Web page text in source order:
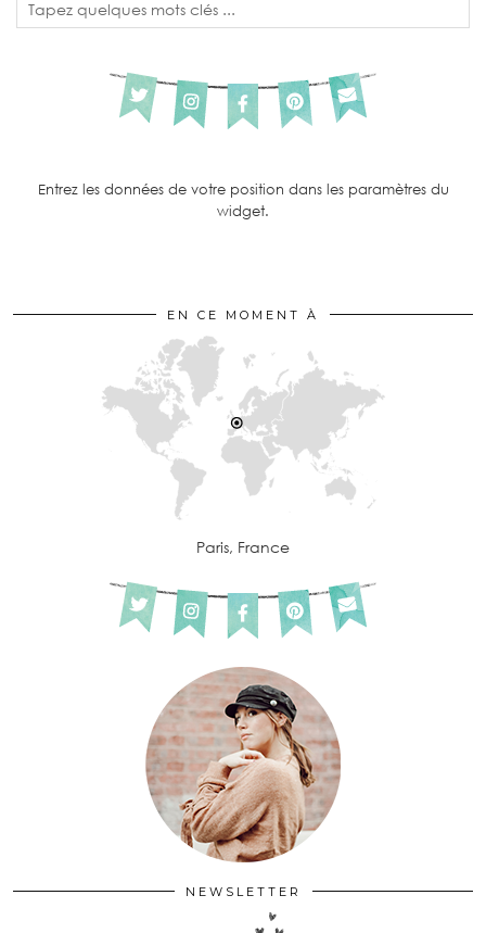
Entrez les données de votre position dans les paramètres du
widget.
EN CE MOMENT À
Paris, France
NEWSLETTER